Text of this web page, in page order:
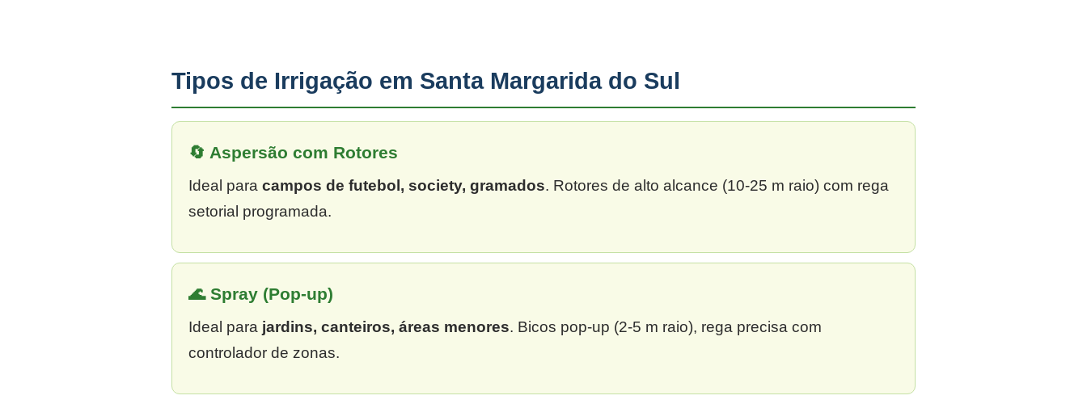
Tipos de Irrigação em Santa Margarida do Sul
🔄 Aspersão com Rotores
Ideal para campos de futebol, society, gramados. Rotores de alto alcance (10-25 m raio) com rega
setorial programada.
🌊 Spray (Pop-up)
Ideal para jardins, canteiros, áreas menores. Bicos pop-up (2-5 m raio), rega precisa com
controlador de zonas.